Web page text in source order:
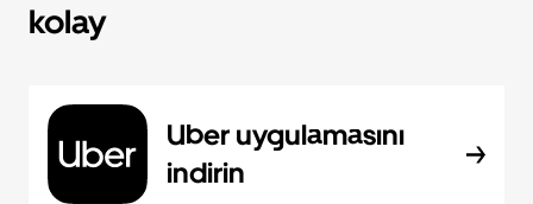
kolay
Uber uygulamasını
indirin